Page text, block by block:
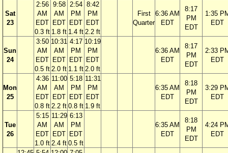
Sat
23
2:56
AM
EDT
0.3 ft
9:58
AM
EDT
1.8 ft
2:54
PM
EDT
1.4 ft
8:42
PM
EDT
2.2 ft
First
Quarter
6:36 AM
EDT
8:17
PM
EDT
1:35
EDT
Sun
24
3:50
AM
EDT
0.5 ft
10:31
AM
EDT
2.0 ft
4:17
PM
EDT
1.1 ft
10:19
PM
EDT
2.0 ft
6:36 AM
EDT
8:17
PM
EDT
2:33
EDT
Mon
25
4:36
AM
EDT
0.8 ft
11:00
AM
EDT
2.2 ft
5:18
PM
EDT
0.8 ft
11:31
PM
EDT
1.9 ft
6:35 AM
EDT
8:18
PM
EDT
3:29
EDT
Tue
26
5:15
AM
EDT
1.0 ft
11:29
AM
EDT
2.4 ft
6:13
PM
EDT
0.5 ft
6:35 AM
EDT
8:18
PM
EDT
4:24
EDT